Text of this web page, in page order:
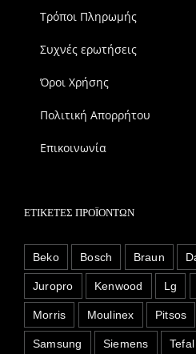
Τρόποι Πληρωμής
Συχνές ερωτήσεις
Όροι Χρήσης
Πολιτική Απορρήτου
Επικοινωνία
ΕΤΙΚΈΤΕΣ ΠΡΟΪΌΝΤΩΝ
Beko Bosch Braun
Juropro Kenwood Lg
Morris Moulinex Pitsos
Samsung Siemens Tefal